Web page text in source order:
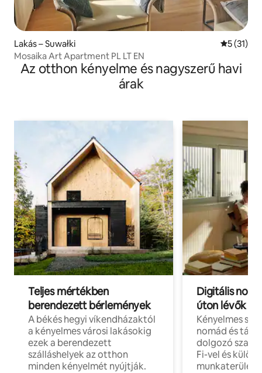
Lakás – Suwałki Átlagos
5 (31)
Mosaika Art Apartment PL LT EN
Az otthon kényelme és nagyszerű havi
árak
Teljes mértékben
berendezett bérlemények
A békés hegyi víkendházaktól
a kényelmes városi lakásokig
ezek a berendezett
szálláshelyek az otthon
minden kényelmét nyújtják.
Digitális
úton lévők
Kényelmes
nomád és
dolgozó
Fi-vel és külön